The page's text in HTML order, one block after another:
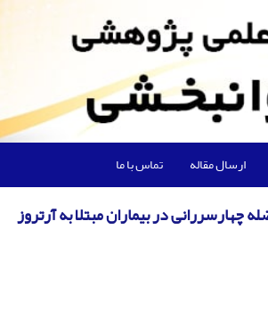
ارسال مقاله تماس با ما
چهارسررانی در بیماران مبتلا به آرتروز